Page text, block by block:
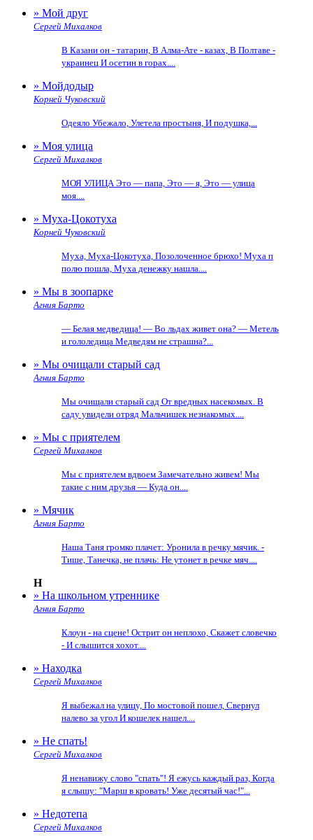
» Мой друг
Сергей Михалков
В Казани он - татарин, В Алма-Ате - казах, В Полтаве -
украинец И осетин в горах....
» Мойдодыр
Корней Чуковский
Одеяло Убежало, Улетела простыня, И подушка,...
» Моя улица
Сергей Михалков
МОЯ УЛИЦА Это — папа, Это — я, Это — улица
моя....
» Муха-Цокотуха
Корней Чуковский
Муха, Муха-Цокотуха, Позолоченное брюхо! Муха п
полю пошла, Муха денежку нашла....
» Мы в зоопарке
Агния Барто
— Белая медведица! — Во льдах живет она? — Метель
и гололедица Медведям не страшна?...
» Мы очищали старый сад
Агния Барто
Мы очищали старый сад От вредных насекомых. В
саду увидели отряд Мальчишек незнакомых....
» Мы с приятелем
Сергей Михалков
Мы с приятелем вдвоем Замечательно живем! Мы
такие с ним друзья — Куда он....
» Мячик
Агния Барто
Наша Таня громко плачет: Уронила в речку мячик. -
Тише, Танечка, не плачь: Не утонет в речке мяч....
Н
» На школьном утреннике
Агния Барто
Клоун - на сцене! Острит он неплохо, Скажет словечко
- И слышится хохот....
» Находка
Сергей Михалков
Я выбежал на улицу, По мостовой пошел, Свернул
налево за угол И кошелек нашел....
» Не спать!
Сергей Михалков
Я ненавижу слово "спать"! Я ежусь каждый раз, Когда
я слышу: "Марш в кровать! Уже десятый час!"...
» Недотепа
Сергей Михалков